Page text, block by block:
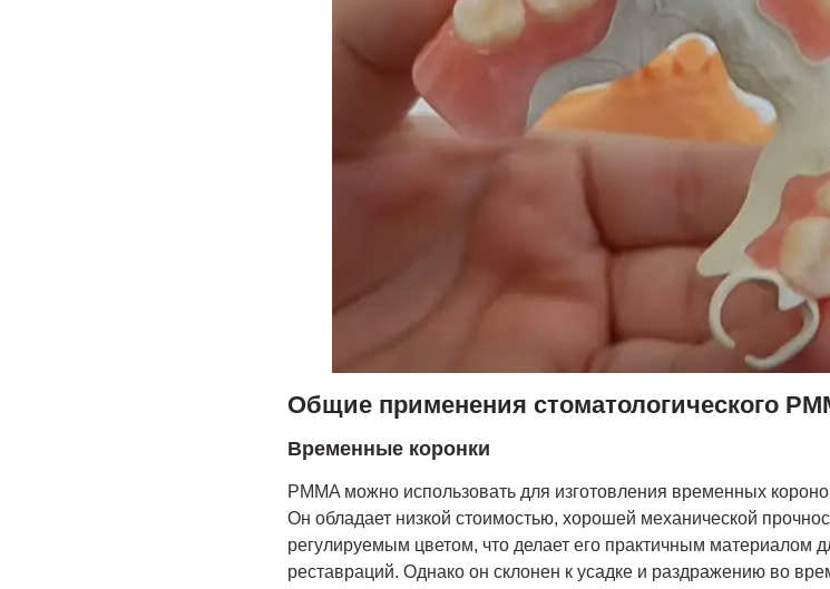
Общие применения стоматологического
Временные коронки
PMMA можно использовать для изготовления временных
Он обладает низкой стоимостью, хорошей механической
регулируемым цветом, что делает его практичным материалом
реставраций. Однако он склонен к усадке и раздражению во